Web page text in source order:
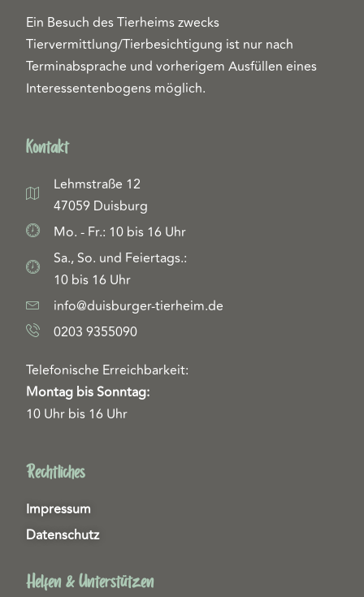
Ein Besuch des Tierheims zwecks
Tiervermittlung/Tierbesichtigung ist nur nach
Terminabsprache und vorherigem Ausfüllen eines
Interessentenbogens möglich.
Kontakt
Lehmstraße 12
47059 Duisburg
Mo. - Fr.: 10 bis 16 Uhr
Sa., So. und Feiertags.:
10 bis 16 Uhr
info@duisburger-tierheim.de
0203 9355090
Telefonische Erreichbarkeit:
Montag bis Sonntag:
10 Uhr bis 16 Uhr
Rechtliches
Impressum
Datenschutz
Helfen & Unterstützen